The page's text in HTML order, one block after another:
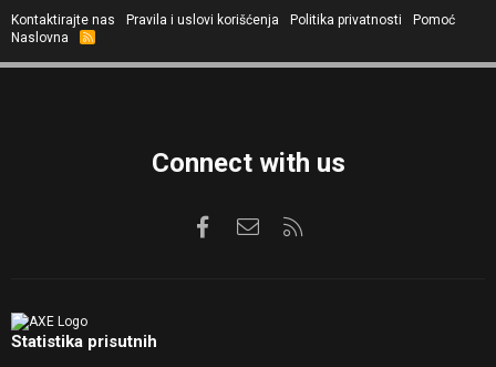
Kontaktirajte nas
Pravila i uslovi korišćenja Politika privatnosti
Pomoć
Naslovna
R
S
Connect with us
FacebookKontaktirajte nas
Statistika prisutnih